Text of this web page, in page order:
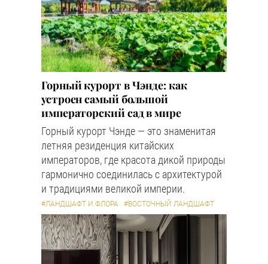
Горный курорт в Чэнде: как
устроен самый большой
императорский сад в мире
Горный курорт Чэнде — это знаменитая
летняя резиденция китайских
императоров, где красота дикой природы
гармонично соединилась с архитектурой
и традициями великой империи.
#ЛАНДШАФТ И ФЛОРА #ВОСТОЧНЫЙ ЛАНДШАФТ